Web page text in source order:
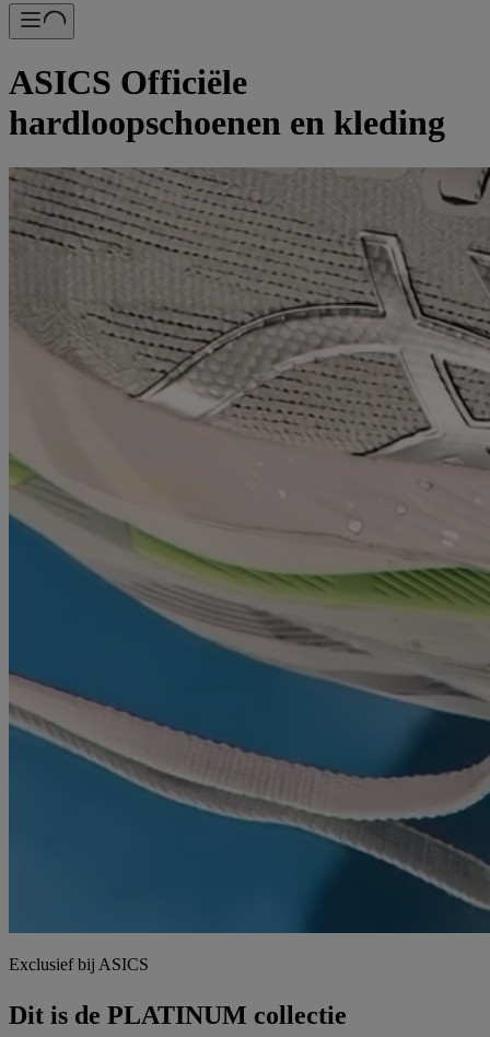
ASICS Officiële
hardloopschoenen en kleding
Exclusief bij ASICS
Dit is de PLATINUM collectie